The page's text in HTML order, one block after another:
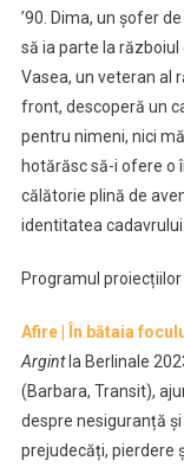
’90. Dima, un șofer
să ia parte la
Vasea, un veteran al
front, descoperă un
pentru nimeni, nici
hotărăsc să-i ofere o
călătorie plină de
identitatea cadavrului.
Programul
Afire | În bătaia
Argintla Berlinale
(Barbara, Transit),
despre nesiguranță
prejudecăți, pierdere